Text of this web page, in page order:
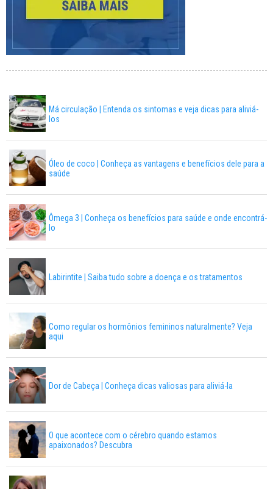
Má circulação | Entenda os sintomas e veja dicas para aliviá-
los
Óleo de coco | Conheça as vantagens e benefícios dele para a
saúde
Ômega 3 | Conheça os benefícios para saúde e onde encontrá-
lo
Labirintite | Saiba tudo sobre a doença e os tratamentos
Como regular os hormônios femininos naturalmente? Veja
aqui
Dor de Cabeça | Conheça dicas valiosas para aliviá-la
O que acontece com o cérebro quando estamos
apaixonados? Descubra